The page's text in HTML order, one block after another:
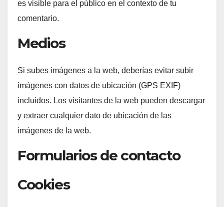
es visible para el público en el contexto de tu
comentario.
Medios
Si subes imágenes a la web, deberías evitar subir
imágenes con datos de ubicación (GPS EXIF)
incluidos. Los visitantes de la web pueden descargar
y extraer cualquier dato de ubicación de las
imágenes de la web.
Formularios de contacto
Cookies